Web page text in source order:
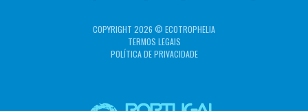
COPYRIGHT 2026 © ECOTROPHELIA
TERMOS LEGAIS
POLÍTICA DE PRIVACIDADE